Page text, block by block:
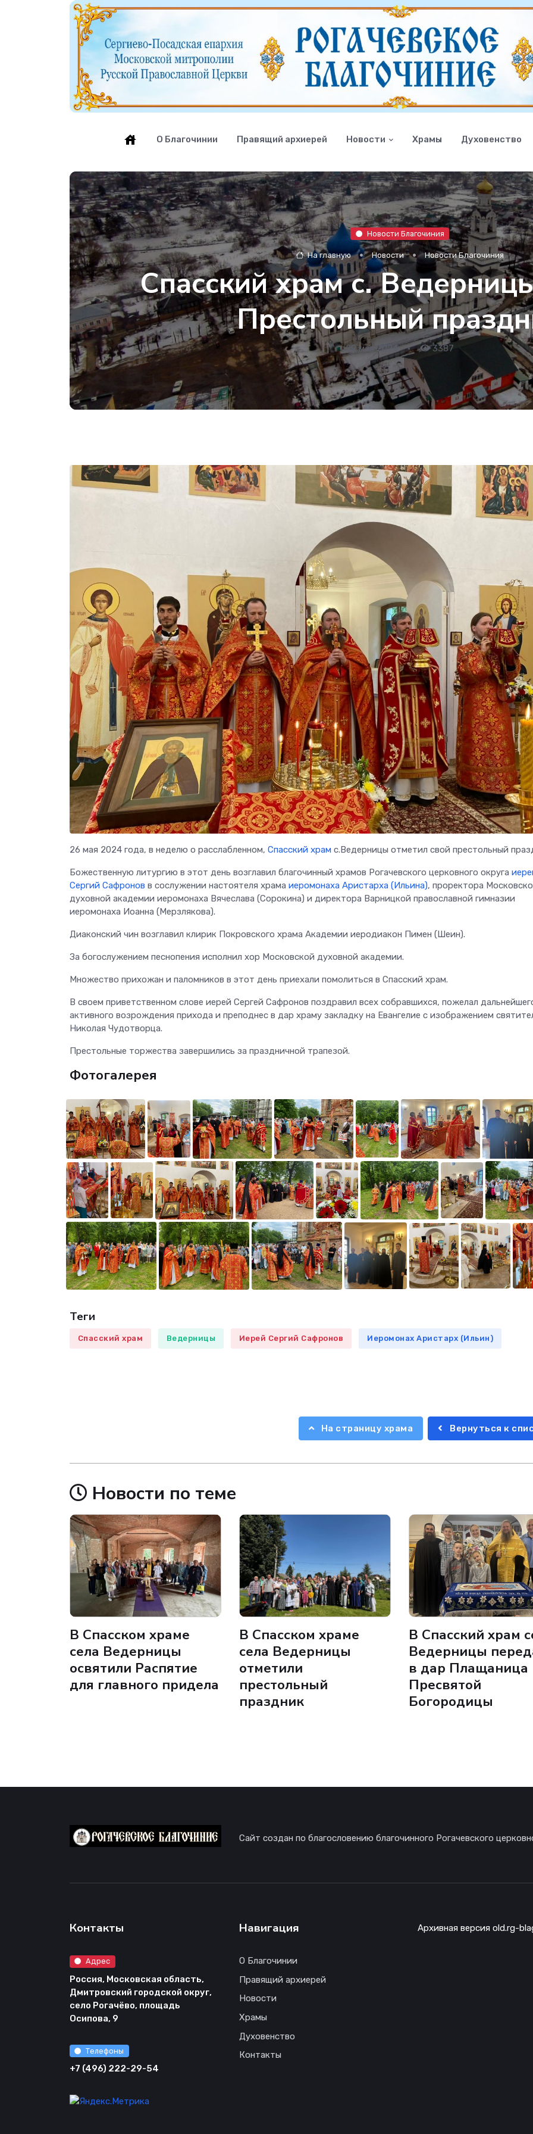
О Благочинии Правящий архиерей Новости Храмы Духовенство
Новости Благочиния
На главную Новости Новости Благочиния
Спасский храм с.
Престольный
29 мая 2024 • 3387
26 мая 2024 года, в неделю о расслабленном, Спасский храм с.Ведерницы отметил свой престольный
Божественную литургию в этот день возглавил благочинный храмов Рогачевского церковного округа
Сергий Сафронов в сослужении настоятеля храма иеромонаха Аристарха (Ильина), проректора
духовной академии иеромонаха Вячеслава (Сорокина) и директора Варницкой православной гимназии
иеромонаха Иоанна (Мерзлякова).
Диаконский чин возглавил клирик Покровского храма Академии иеродиакон Пимен (Шеин).
За богослужением песнопения исполнил хор Московской духовной академии.
Множество прихожан и паломников в этот день приехали помолиться в Спасский храм.
В своем приветственном слове иерей Сергей Сафронов поздравил всех собравшихся, пожелал
активного возрождения прихода и преподнес в дар храму закладку на Евангелие с изображением
Николая Чудотворца.
Престольные торжества завершились за праздничной трапезой.
Фотогалерея
Теги
Спасский храм Ведерницы Иерей Сергий Сафронов Иеромонах Аристарх (Ильин)
На страницу храма Вернуться к
Новости по теме
В Спасском храме
села Ведерницы
освятили Распятие
для главного придела
В Спасском храме
села Ведерницы
отметили
престольный
праздник
В Спасский храм
Ведерницы
в дар Плащаница
Пресвятой
Богородицы
Сайт создан по благословению благочинного Рогачевского
Контакты
Адрес
Россия, Московская область,
Дмитровский городской округ,
село Рогачёво, площадь
Осипова, 9
Телефоны
+7 (496) 222-29-54
Навигация
О Благочинии
Правящий архиерей
Новости
Храмы
Духовенство
Контакты
Архивная версия old.rg-